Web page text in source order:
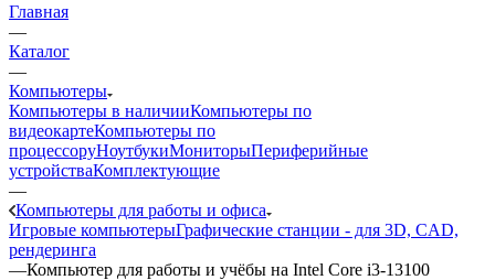
Главная
—
Каталог
—
Компьютеры
Компьютеры в наличииКомпьютеры по
видеокартеКомпьютеры по
процессоруНоутбукиМониторыПериферийные
устройстваКомплектующие
—
Компьютеры для работы и офиса
Игровые компьютерыГрафические станции - для 3D, CAD,
рендеринга
—Компьютер для работы и учёбы на Intel Core i3-13100